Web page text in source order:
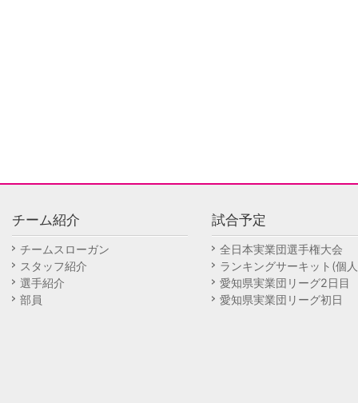
チーム紹介
チームスローガン
スタッフ紹介
選手紹介
部員
試合予定
全日本実業団選手権大会
ランキングサーキット(個
愛知県実業団リーグ2日目
愛知県実業団リーグ初日